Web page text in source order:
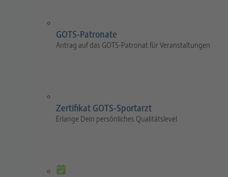
GOTS-Patronate
Antrag auf das GOTS-Patronat für Veranstaltungen
Zertifikat GOTS-Sportarzt
Erlange Dein persönliches Qualitätslevel